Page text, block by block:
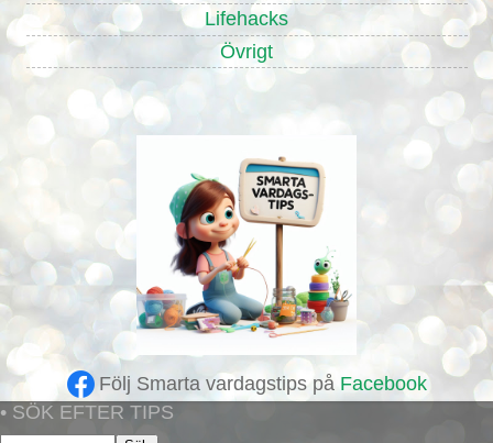
Lifehacks
Övrigt
Följ Smarta vardagstips på Facebook
• SÖK EFTER TIPS